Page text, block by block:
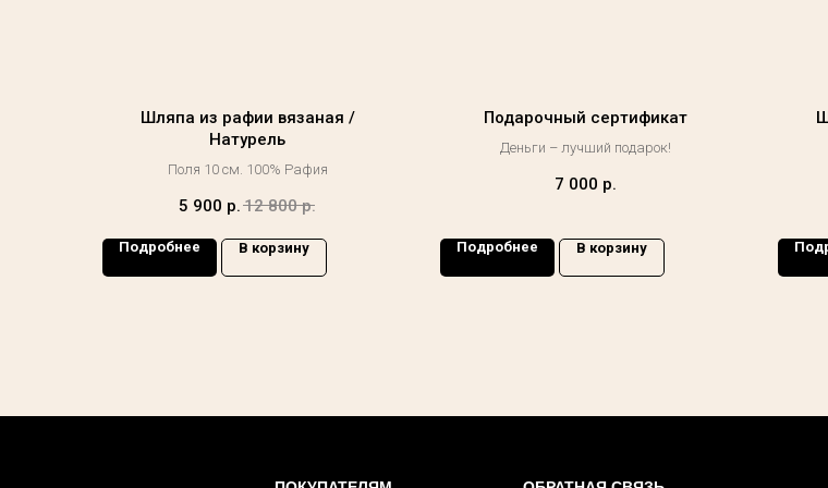
Шляпа из рафии вязаная /
Натурель
Поля 10 см. 100% Рафия
5 900 р. 12 800 р.
Подробнее В корзину
Подарочный сертификат
Деньги – лучший подарок!
7 000 р.
Подробнее В корзину